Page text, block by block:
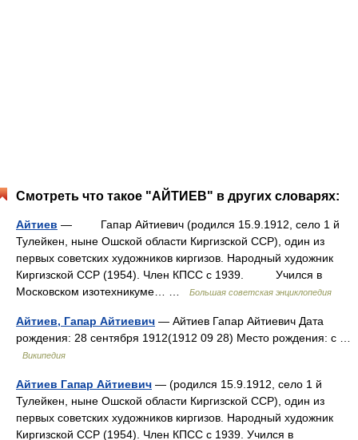
Смотреть что такое "АЙТИЕВ" в других словарях:
Айтиев — Гапар Айтиевич (родился 15.9.1912, село 1 й
Тулейкен, ныне Ошской области Киргизской ССР), один из
первых советских художников киргизов. Народный художник
Киргизской ССР (1954). Член КПСС с 1939. Учился в
Московском изотехникуме… …
Большая советская энциклопедия
Айтиев, Гапар Айтиевич — Айтиев Гапар Айтиевич Дата
рождения: 28 сентября 1912(1912 09 28) Место рождения: с …
Википедия
Айтиев Гапар Айтиевич — (родился 15.9.1912, село 1 й
Тулейкен, ныне Ошской области Киргизской ССР), один из
первых советских художников киргизов. Народный художник
Киргизской ССР (1954). Член КПСС с 1939. Учился в